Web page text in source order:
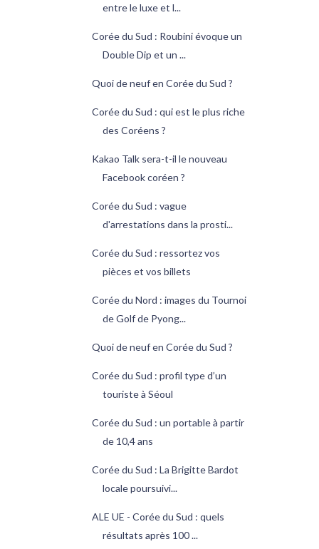
entre le luxe et l...
Corée du Sud : Roubini évoque un
Double Dip et un ...
Quoi de neuf en Corée du Sud ?
Corée du Sud : qui est le plus riche
des Coréens ?
Kakao Talk sera-t-il le nouveau
Facebook coréen ?
Corée du Sud : vague
d'arrestations dans la prosti...
Corée du Sud : ressortez vos
pièces et vos billets
Corée du Nord : images du Tournoi
de Golf de Pyong...
Quoi de neuf en Corée du Sud ?
Corée du Sud : profil type d’un
touriste à Séoul
Corée du Sud : un portable à partir
de 10,4 ans
Corée du Sud : La Brigitte Bardot
locale poursuivi...
ALE UE - Corée du Sud : quels
résultats après 100 ...